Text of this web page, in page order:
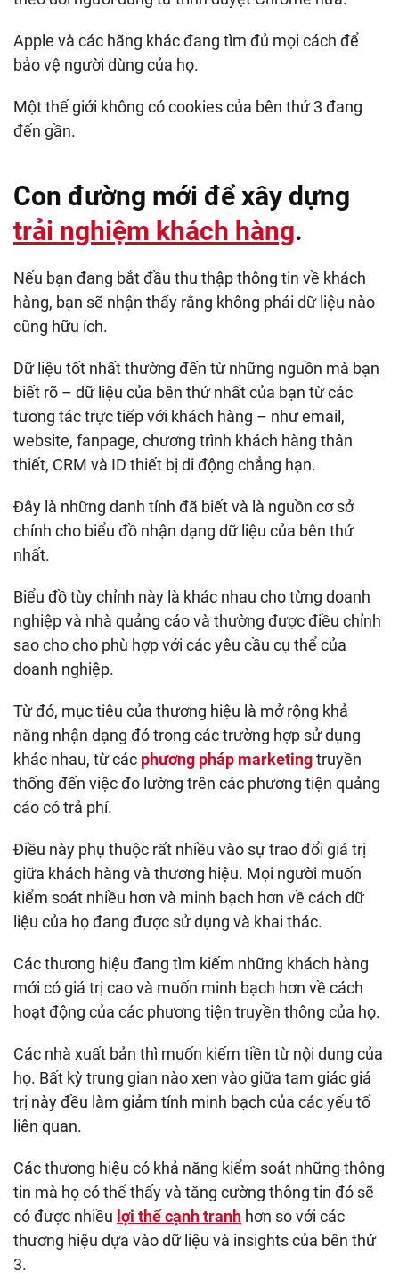
Apple và các hãng khác đang tìm đủ mọi cách để
bảo vệ người dùng của họ.
Một thế giới không có cookies của bên thứ 3 đang
đến gần.
Con đường mới để xây dựng
trải nghiệm khách hàng.
Nếu bạn đang bắt đầu thu thập thông tin về khách
hàng, bạn sẽ nhận thấy rằng không phải dữ liệu nào
cũng hữu ích.
Dữ liệu tốt nhất thường đến từ những nguồn mà bạn
biết rõ – dữ liệu của bên thứ nhất của bạn từ các
tương tác trực tiếp với khách hàng – như email,
website, fanpage, chương trình khách hàng thân
thiết, CRM và ID thiết bị di động chẳng hạn.
Đây là những danh tính đã biết và là nguồn cơ sở
chính cho biểu đồ nhận dạng dữ liệu của bên thứ
nhất.
Biểu đồ tùy chỉnh này là khác nhau cho từng doanh
nghiệp và nhà quảng cáo và thường được điều chỉnh
sao cho cho phù hợp với các yêu cầu cụ thể của
doanh nghiệp.
Từ đó, mục tiêu của thương hiệu là mở rộng khả
năng nhận dạng đó trong các trường hợp sử dụng
khác nhau, từ các phương pháp marketingtruyền
thống đến việc đo lường trên các phương tiện quảng
cáo có trả phí.
Điều này phụ thuộc rất nhiều vào sự trao đổi giá trị
giữa khách hàng và thương hiệu. Mọi người muốn
kiểm soát nhiều hơn và minh bạch hơn về cách dữ
liệu của họ đang được sử dụng và khai thác.
Các thương hiệu đang tìm kiếm những khách hàng
mới có giá trị cao và muốn minh bạch hơn về cách
hoạt động của các phương tiện truyền thông của họ.
Các nhà xuất bản thì muốn kiếm tiền từ nội dung của
họ. Bất kỳ trung gian nào xen vào giữa tam giác giá
trị này đều làm giảm tính minh bạch của các yếu tố
liên quan.
Các thương hiệu có khả năng kiểm soát những thông
tin mà họ có thể thấy và tăng cường thông tin đó sẽ
có được nhiều lợi thế cạnh tranh hơn so với các
thương hiệu dựa vào dữ liệu và insights của bên thứ
3.